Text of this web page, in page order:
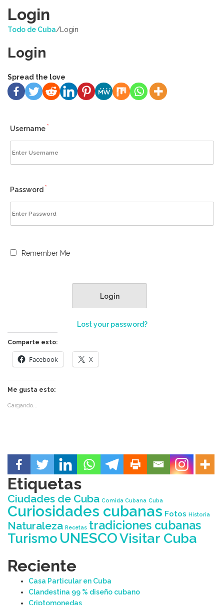
Login
Todo de Cuba/ Login
Login
Spread the love
Username *
Password *
Remember Me
Lost your password?
Comparte esto:
Facebook X
Me gusta esto:
Cargando...
Etiquetas
Ciudades de Cuba Comida Cubana Cuba
Curiosidades cubanas Fotos Historia
Naturaleza Recetas tradiciones cubanas
Turismo UNESCOVisitar Cuba
Reciente
Casa Particular en Cuba
Clandestina 99 % diseño cubano
Criptomonedas